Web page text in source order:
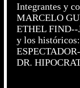
Integrantes y
MARCELO
ETHEL
y los
DR.